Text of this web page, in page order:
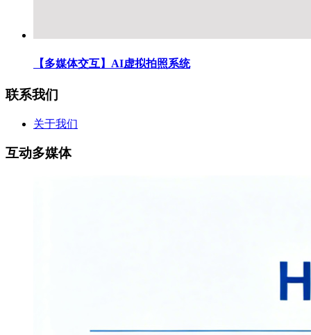
【多媒体交互】AI虚拟拍照系统
联系我们
关于我们
互动多媒体